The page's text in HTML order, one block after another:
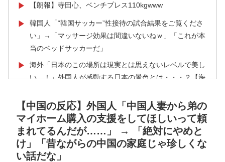
▶ 【朗報】寺田心、ベンチプレス110kgwww
▶
韓国人「“韓国サッカー”性接待の試合結果をご覧くださ
い」→「マッサージ効果は間違いないねｗ」「これが本
当のベッドサッカーだ」
▶
海外「日本のこの場所は現実とは思えないレベルで美し
い…！」外国人が感動する日本の景色とは・・・？【海
▶ 【夏の風物詩】「うるさい」で消える?“盆踊り”存続の
危機 会場数は20年で半減 騒音対策で“サイレント盆
ダンス”も
▶ ワイの作った卵豆腐にいくら出せる？
【中国の反応】外国人「中国人妻から弟の
マイホーム購入の支援をしてほしいって頼
まれてるんだが……」 → 「絶対にやめと
け」「昔ながらの中国の家庭じゃ珍しくな
い話だな」